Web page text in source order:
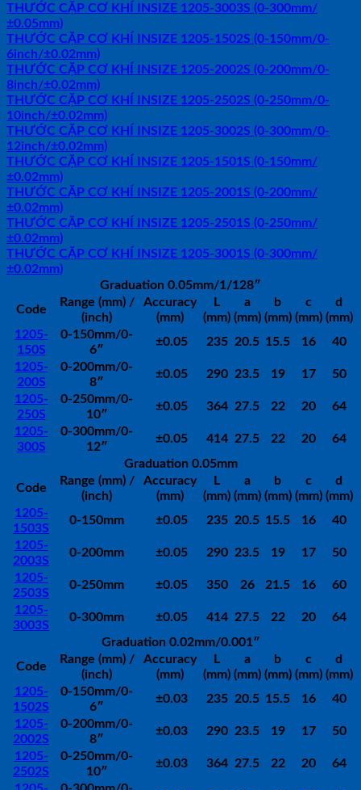
THƯỚC CẶP CƠ KHÍ INSIZE 1205-3003S (0-300mm/
±0.05mm)
THƯỚC CẶP CƠ KHÍ INSIZE 1205-1502S (0-150mm/0-
6inch/±0.02mm)
THƯỚC CẶP CƠ KHÍ INSIZE 1205-2002S (0-200mm/0-
8inch/±0.02mm)
THƯỚC CẶP CƠ KHÍ INSIZE 1205-2502S (0-250mm/0-
10inch/±0.02mm)
THƯỚC CẶP CƠ KHÍ INSIZE 1205-3002S (0-300mm/0-
12inch/±0.02mm)
THƯỚC CẶP CƠ KHÍ INSIZE 1205-1501S (0-150mm/
±0.02mm)
THƯỚC CẶP CƠ KHÍ INSIZE 1205-2001S (0-200mm/
±0.02mm)
THƯỚC CẶP CƠ KHÍ INSIZE 1205-2501S (0-250mm/
±0.02mm)
THƯỚC CẶP CƠ KHÍ INSIZE 1205-3001S (0-300mm/
±0.02mm)
Graduation 0.05mm/1/128″
Code
Range (mm) /
(inch)
Accuracy
(mm)
L
(mm)
a
(mm)
b
(mm)
c
(mm)
d
(mm)
1205-
150S
0-150mm/0-
6″
±0.05 235 20.5 15.5 16
40
1205-
200S
0-200mm/0-
8″
±0.05 290 23.5 19 17
50
1205-
250S
0-250mm/0-
10″
±0.05 364 27.5 22 20
64
1205-
300S
0-300mm/0-
12″
±0.05 414 27.5 22 20
64
Graduation 0.05mm
Code
Range (mm) /
(inch)
Accuracy
(mm)
L
(mm)
a
(mm)
b
(mm)
c
(mm)
d
(mm)
1205-
1503S
0-150mm ±0.05 235 20.5 15.5 16
40
1205-
2003S
0-200mm ±0.05 290 23.5 19 17
50
1205-
2503S
0-250mm ±0.05 350 26 21.5 16
60
1205-
3003S
0-300mm ±0.05 414 27.5 22 20
64
Graduation 0.02mm/0.001″
Code
Range (mm) /
(inch)
Accuracy
(mm)
L
(mm)
a
(mm)
b
(mm)
c
(mm)
d
(mm)
1205-
1502S
0-150mm/0-
6″
±0.03 235 20.5 15.5 16
40
1205-
2002S
0-200mm/0-
8″
±0.03 290 23.5 19 17
50
1205-
2502S
0-250mm/0-
10″
±0.03 364 27.5 22 20
64